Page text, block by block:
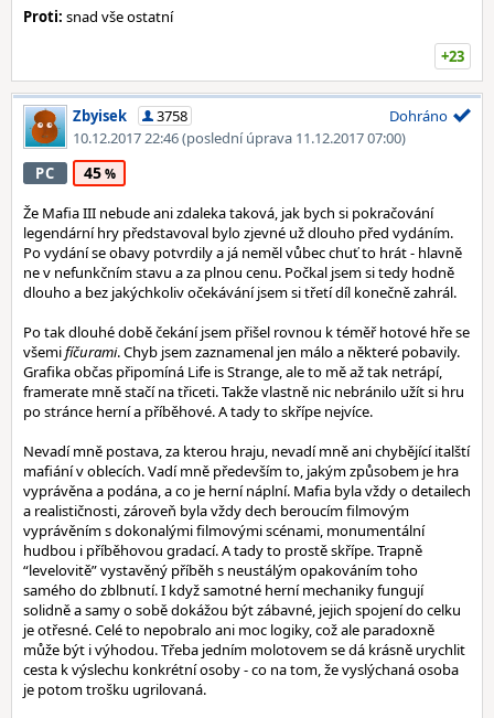
Proti: snad vše ostatní
+23
Zbyisek
3758
10.12.2017 22:46(poslední úprava 11.12.2017 07:00)
Dohráno
PC 45
Že Mafia III nebude ani zdaleka taková, jak bych si pokračování
legendární hry představoval bylo zjevné už dlouho před vydáním.
Po vydání se obavy potvrdily a já neměl vůbec chuť to hrát - hlavně
ne v nefunkčním stavu a za plnou cenu. Počkal jsem si tedy hodně
dlouho a bez jakýchkoliv očekávání jsem si třetí díl konečně zahrál.
Po tak dlouhé době čekání jsem přišel rovnou k téměř hotové hře se
všemifíčurami. Chyb jsem zaznamenal jen málo a některé pobavily.
Grafika občas připomíná Life is Strange, ale to mě až tak netrápí,
framerate mně stačí na třiceti. Takže vlastně nic nebránilo užít si hru
po stránce herní a příběhové. A tady to skřípe nejvíce.
Nevadí mně postava, za kterou hraju, nevadí mně ani chybějící italští
mafiání v oblecích. Vadí mně především to, jakým způsobem je hra
vyprávěna a podána, a co je herní náplní. Mafia byla vždy o detailech
a realističnosti, zároveň byla vždy dech beroucím filmovým
vyprávěním s dokonalými filmovými scénami, monumentální
hudbou i příběhovou gradací. A tady to prostě skřípe. Trapně
“levelovitě” vystavěný příběh s neustálým opakováním toho
samého do zblbnutí. I když samotné herní mechaniky fungují
solidně a samy o sobě dokážou být zábavné, jejich spojení do celku
je otřesné. Celé to nepobralo ani moc logiky, což ale paradoxně
může být i výhodou. Třeba jedním molotovem se dá krásně urychlit
cesta k výslechu konkrétní osoby - co na tom, že vyslýchaná osoba
je potom trošku ugrilovaná.